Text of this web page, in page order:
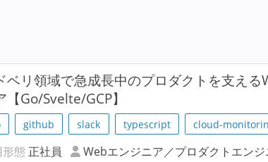
ベリ領域で急成長中のプロダクトを支え
【Go/Svelte/GCP】
github slack typescript cloud-
形態 正社員 Webエンジニア／プロダクトエンジ